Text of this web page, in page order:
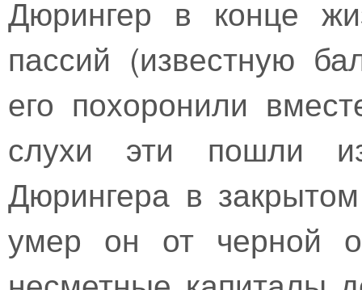
Дюрингер в конце
пассий (известную
его похоронили
слухи эти пошли
Дюрингера в
умер он от черной